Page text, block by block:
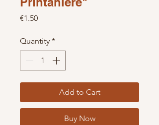
€1.50Price
Quantity *
Add to Cart
Buy Now